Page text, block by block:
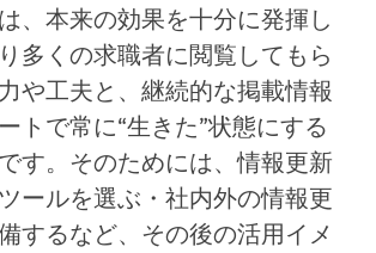
、本来の効果を十分に発揮し
多くの求職者に閲覧してもら
や工夫と、継続的な掲載情報
トで常に“生きた”状態にする
す。そのためには、情報更新
ールを選ぶ・社内外の情報更
するなど、その後の活用イメ